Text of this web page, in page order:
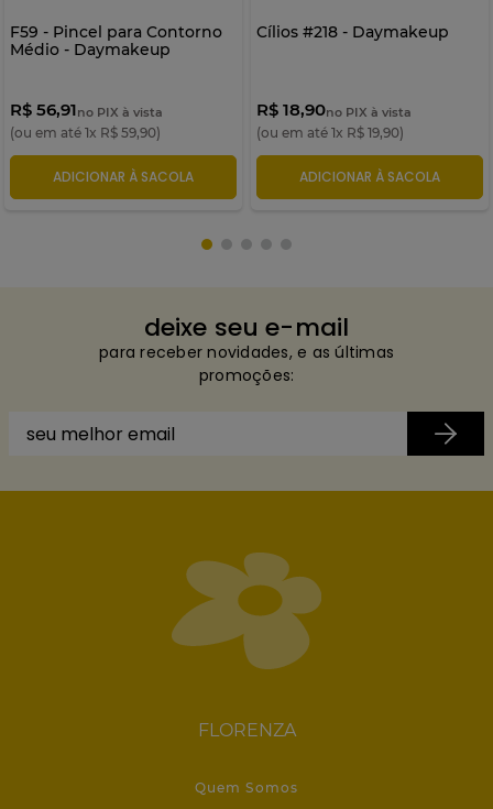
F59 - Pincel para Contorno
Médio - Daymakeup
R$ 56,91no PIX à vista
(ou em até 1x R$ 59,90)
ADICIONAR À SACOLA
Cílios #218 - Daymakeup
R$ 18,90no PIX à vista
(ou em até 1x R$ 19,90)
ADICIONAR À SACOLA
deixe seu e-mail
para receber novidades, e as últimas
promoções:
FLORENZA
Quem Somos